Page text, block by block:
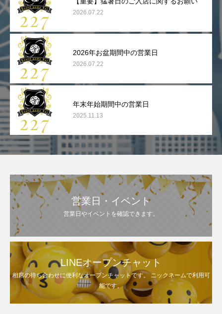
2026.07.22
2026年お盆期間中の営業日
2026.07.22
年末年始期間中の営業日
2025.11.13
営業日・イベント
営業日やイベントを確認できます。
LINEオープンチャット
相席の待ち合わせに便利なオープンチャットです。 ニックネームで利用可
能です。